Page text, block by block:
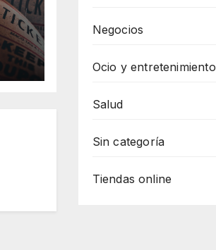
Negocios
Ocio y entretenimiento
Salud
Sin categoría
Tiendas online